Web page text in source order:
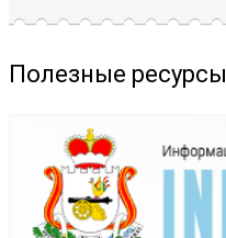
Полезные ресурсы